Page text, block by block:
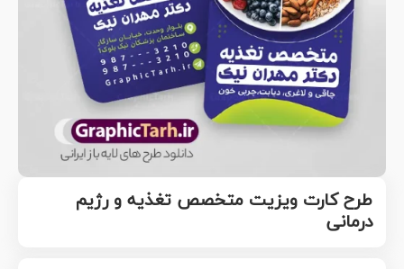
طرح کارت ویزیت متخصص تغذیه و رژیم
درمانی